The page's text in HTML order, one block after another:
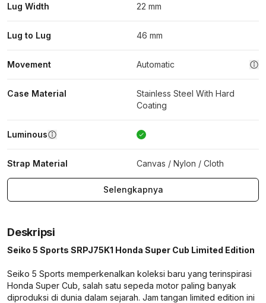
Lug Width 22 mm
Lug to Lug 46 mm
Movement Automatic
Case Material
Stainless Steel With Hard
Coating
Luminous
Strap Material Canvas / Nylon / Cloth
Selengkapnya
Deskripsi
Seiko 5 Sports SRPJ75K1 Honda Super Cub Limited Edition
Seiko 5 Sports memperkenalkan koleksi baru yang terinspirasi
Honda Super Cub, salah satu sepeda motor paling banyak
diproduksi di dunia dalam sejarah. Jam tangan limited edition ini